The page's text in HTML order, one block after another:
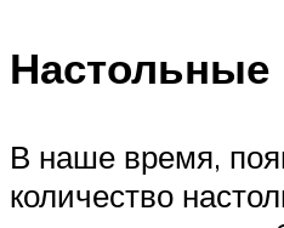
Настольные
В наше время,
количество